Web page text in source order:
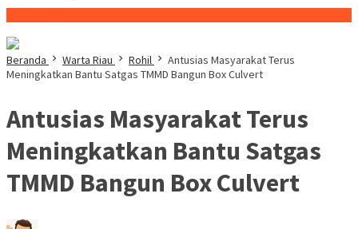
Beranda Warta Riau Rohil
Antusias Masyarakat Terus
Meningkatkan Bantu Satgas TMMD Bangun Box Culvert
Antusias Masyarakat Terus
Meningkatkan Bantu Satgas
TMMD Bangun Box Culvert